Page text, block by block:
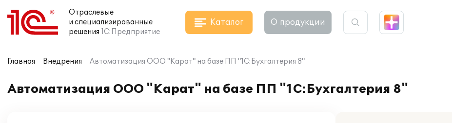
Отраслевые
и специализированные
решения 1С:Предприятие
Каталог О продукции
Главная Внедрения Автоматизация ООО "Карат" на базе ПП "1С:Бухгалтерия 8"
Автоматизация ООО "Карат" на базе ПП "1С:Бухгалтерия 8"